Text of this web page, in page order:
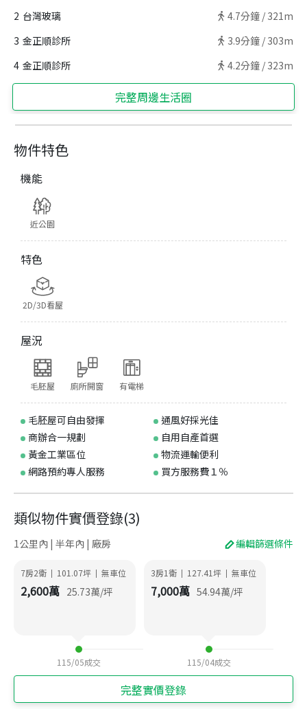
物件特色
機能
近公園
特色
2D/3D看屋
屋況
毛胚屋 廁所開窗 有電梯
毛胚屋可自由發揮
通風好採光佳
商辦合一規劃
自用自產首選
黃金工業區位
物流運輸便利
網路預約專人服務
買方服務費１％
2 台灣玻璃 4.7分鐘 / 321m
3 金正順診所 3.9分鐘 / 303m
4 金正順診所 4.2分鐘 / 323m
完整周邊生活圈
類似物件實價登錄(3)
1公里內 | 半年內 | 廠房 編輯篩選條件
7房2衛 | 101.07坪 | 無車位
2,600萬 25.73萬/坪
115/05成交
3房1衛 | 127.41坪 | 無車位
7,000萬 54.94萬/坪
115/04成交
完整實價登錄